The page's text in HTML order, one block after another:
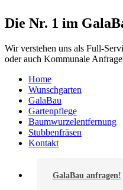
Die Nr. 1 im
Wir verstehen uns als Full-
oder auch Kommunale
Home
Wunschgarten
GalaBau
Gartenpflege
Baumwurzelentfernung
Stubbenfräsen
Kontakt
GalaBau anfragen!